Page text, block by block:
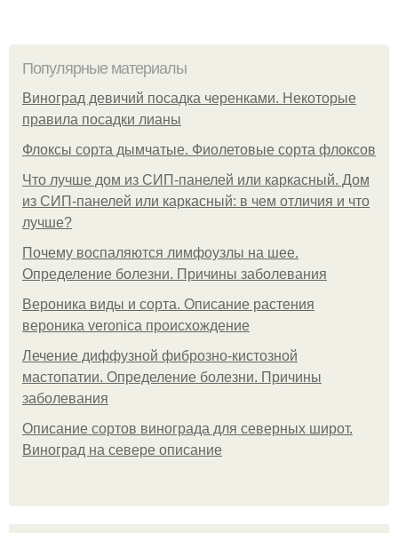
Популярные материалы
Виноград девичий посадка черенками. Некоторые
правила посадки лианы
Флоксы сорта дымчатые. Фиолетовые сорта флоксов
Что лучше дом из СИП-панелей или каркасный. Дом
из СИП-панелей или каркасный: в чем отличия и что
лучше?
Почему воспаляются лимфоузлы на шее.
Определение болезни. Причины заболевания
Вероника виды и сорта. Описание растения
вероника veronica происхождение
Лечение диффузной фиброзно-кистозной
мастопатии. Определение болезни. Причины
заболевания
Описание сортов винограда для северных широт.
Виноград на севере описание